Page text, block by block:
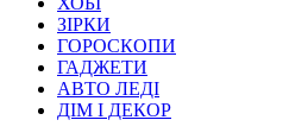
ЗІРКИ
ГОРОСКОПИ
ГАДЖЕТИ
АВТО ЛЕДІ
ДІМ І ДЕКОР